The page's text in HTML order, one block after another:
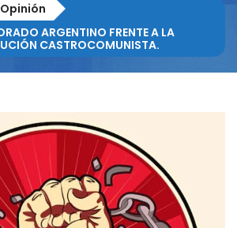
Opinión
ARGENTINO FRENTE A LA
CASTROCOMUNISTA.